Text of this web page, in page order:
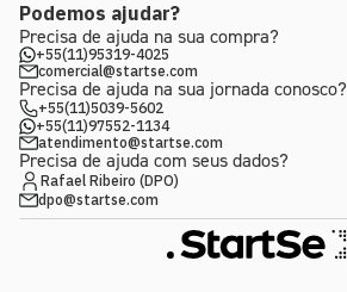
Podemos ajudar?
Precisa de ajuda na sua compra?
+55(11)95319-4025
comercial@startse.com
Precisa de ajuda na sua jornada conosco?
+55(11)5039-5602
+55(11)97552-1134
atendimento@startse.com
Precisa de ajuda com seus dados?
Rafael Ribeiro (DPO)
dpo@startse.com